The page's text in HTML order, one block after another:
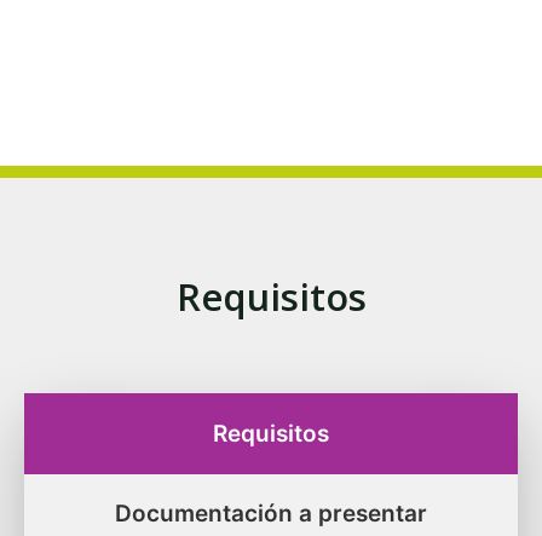
Requisitos
Requisitos
Documentación a presentar